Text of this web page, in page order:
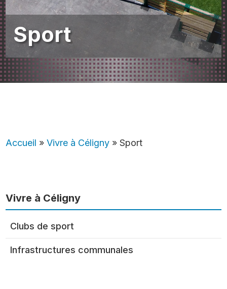
Sport
Accueil »Vivre à Céligny »Sport
Vivre à Céligny
Clubs de sport
Infrastructures communales